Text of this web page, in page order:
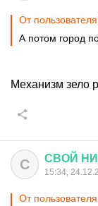
От пользователя
А потом город
Механизм зело
С СВОЙ
15:34,
От пользователя